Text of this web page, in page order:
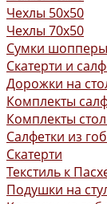
Чехлы 50x50
Чехлы 70x50
Сумки шопперы
Скатерти и
Дорожки на
Комплекты
Комплекты
Салфетки из
Скатерти
Текстиль к
Подушки на